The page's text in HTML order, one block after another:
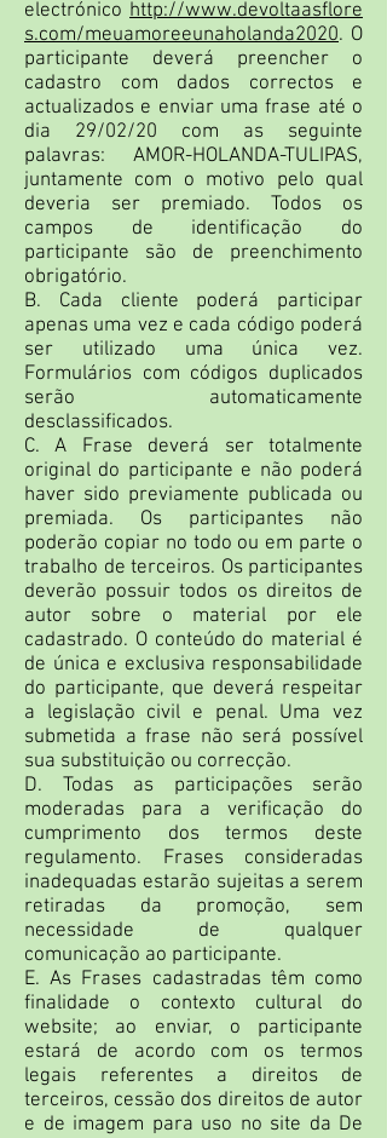
electrónico http://www.devoltaasflore
s.com/meuamoreeunaholanda2020. O
participante deverá preencher o
cadastro com dados correctos e
actualizados e enviar uma frase até o
dia 29/02/20 com as seguinte
palavras: AMOR-HOLANDA-TULIPAS,
juntamente com o motivo pelo qual
deveria ser premiado. Todos os
campos de identificação do
participante são de preenchimento
obrigatório.
B. Cada cliente poderá participar
apenas uma vez e cada código poderá
ser utilizado uma única vez.
Formulários com códigos duplicados
serão automaticamente
desclassificados.
C. A Frase deverá ser totalmente
original do participante e não poderá
haver sido previamente publicada ou
premiada. Os participantes não
poderão copiar no todo ou em parte o
trabalho de terceiros. Os participantes
deverão possuir todos os direitos de
autor sobre o material por ele
cadastrado. O conteúdo do material é
de única e exclusiva responsabilidade
do participante, que deverá respeitar
a legislação civil e penal. Uma vez
submetida a frase não será possível
sua substituição ou correcção.
D. Todas as participações serão
moderadas para a verificação do
cumprimento dos termos deste
regulamento. Frases consideradas
inadequadas estarão sujeitas a serem
retiradas da promoção, sem
necessidade de qualquer
comunicação ao participante.
E. As Frases cadastradas têm como
finalidade o contexto cultural do
website; ao enviar, o participante
estará de acordo com os termos
legais referentes a direitos de
terceiros, cessão dos direitos de autor
e de imagem para uso no site da De